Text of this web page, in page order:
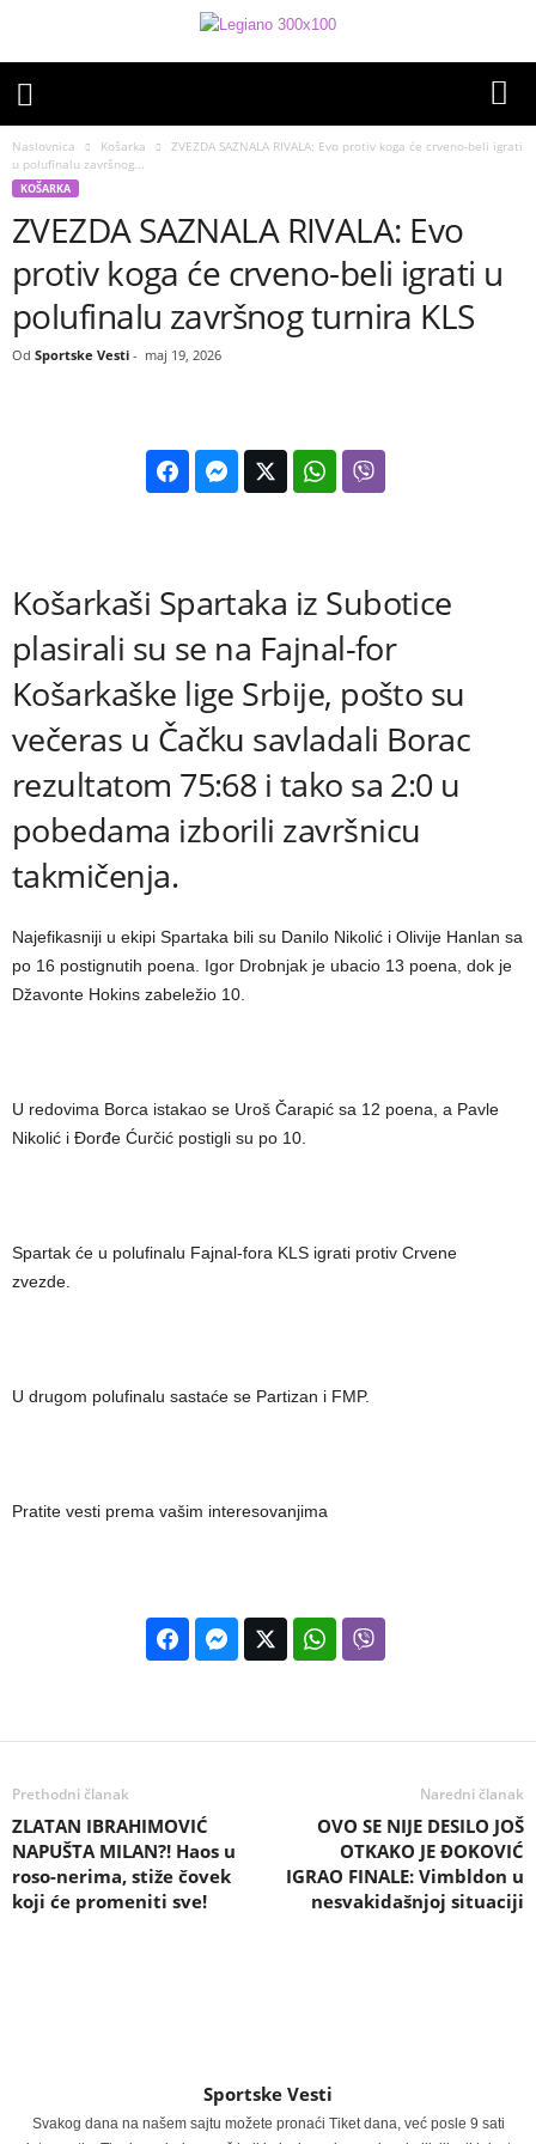
Naslovnica Košarka
ZVEZDA SAZNALA RIVALA: Evo protiv koga će crveno-beli igrati
u polufinalu završnog...
KOŠARKA
ZVEZDA SAZNALA RIVALA: Evo
protiv koga će crveno-beli igrati u
polufinalu završnog turnira KLS
Od Sportske Vesti - maj 19, 2026
Košarkaši Spartaka iz Subotice
plasirali su se na Fajnal-for
Košarkaške lige Srbije, pošto su
večeras u Čačku savladali Borac
rezultatom 75:68 i tako sa 2:0 u
pobedama izborili završnicu
takmičenja.
Najefikasniji u ekipi Spartaka bili su Danilo Nikolić i Olivije Hanlan sa
po 16 postignutih poena. Igor Drobnjak je ubacio 13 poena, dok je
Džavonte Hokins zabeležio 10.
U redovima Borca istakao se Uroš Čarapić sa 12 poena, a Pavle
Nikolić i Đorđe Ćurčić postigli su po 10.
Spartak će u polufinalu Fajnal-fora KLS igrati protiv Crvene
zvezde.
U drugom polufinalu sastaće se Partizan i FMP.
Pratite vesti prema vašim interesovanjima
Prethodni članak
ZLATAN IBRAHIMOVIĆ
NAPUŠTA MILAN?! Haos u
roso-nerima, stiže čovek
koji će promeniti sve!
Naredni članak
OVO SE NIJE DESILO JOŠ
OTKAKO JE ĐOKOVIĆ
IGRAO FINALE: Vimbldon u
nesvakidašnjoj situaciji
Sportske Vesti
Svakog dana na našem sajtu možete pronaći Tiket dana, već posle 9 sati